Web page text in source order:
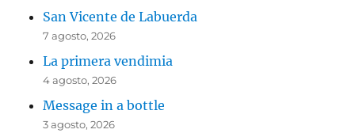
San Vicente de Labuerda
7 agosto, 2026
La primera vendimia
4 agosto, 2026
Message in a bottle
3 agosto, 2026